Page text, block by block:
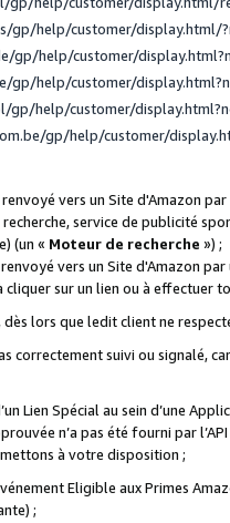
gp/help/customer/display.html/
gp/help/customer/
gp/help/customer/
gp/help/customer/
gp/help/customer/
vers un Site d'Amazon
service de publicité
(un « Moteur de recherche ») ;
vers un Site d'Amazon
cliquer sur un lien ou à
lors que ledit client ne
correctement suivi ou signalé,
Lien Spécial au sein d’une
n’a pas été fourni par
à votre disposition ;
Eligible aux Primes
;